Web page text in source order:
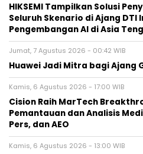
HIKSEMI Tampilkan Solusi
Seluruh Skenario di Ajang DTI
Pengembangan AI di Asia
Jumat, 7 Agustus 2026 - 00:42 WIB
Huawei Jadi Mitra bagi Ajang
Kamis, 6 Agustus 2026 - 17:00 WIB
Cision Raih MarTech
Pemantauan dan Analisis
Pers, dan AEO
Kamis, 6 Agustus 2026 - 13:00 WIB